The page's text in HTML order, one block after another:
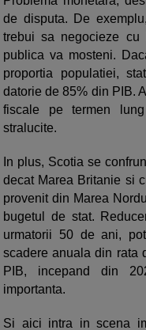
de disputa. De
trebui sa negocieze cu
publica va mosteni.
proportia populatiei,
datorie de 85% din PIB.
fiscale pe termen
stralucite.
In plus, Scotia se
decat Marea Britanie si
provenit din Marea
bugetul de stat.
urmatorii 50 de ani,
scadere anuala din rata
PIB, incepand din
importanta.
Si aici intra in scena